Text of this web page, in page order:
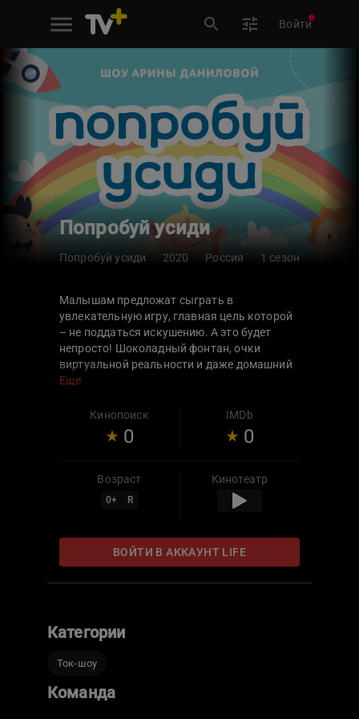
Войти
Попробуй усиди
Попробуй усиди 2020 Россия 1 сезон
Малышам предложат сыграть в
увлекательную игру, главная цель которой
– не поддаться искушению. А это будет
непросто! Шоколадный фонтан, очки
виртуальной реальности и даже домашний
питомец – все это может забрать себе
проявит терпение и останется сидеть на
месте, в конце передачи заберет денежный
Еще
Кинопоиск
0
IMDb
0
Возраст
0+ R
Кинотеатр
ВОЙТИ В АККАУНТ LIFE
Категории
Ток-шоу
Команда